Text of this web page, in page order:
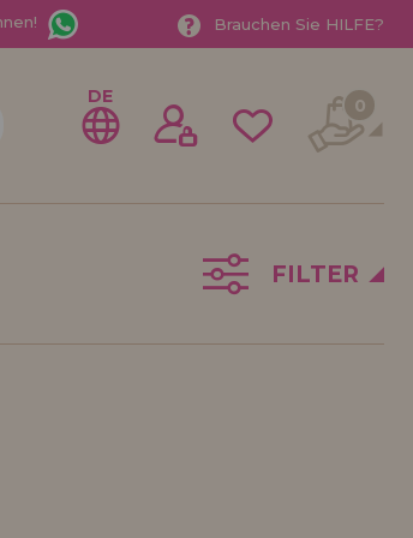
Brauchen Sie HILFE?
DE 0
FILTER